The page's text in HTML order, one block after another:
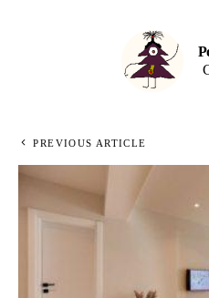
PREVIOUS ARTICLE